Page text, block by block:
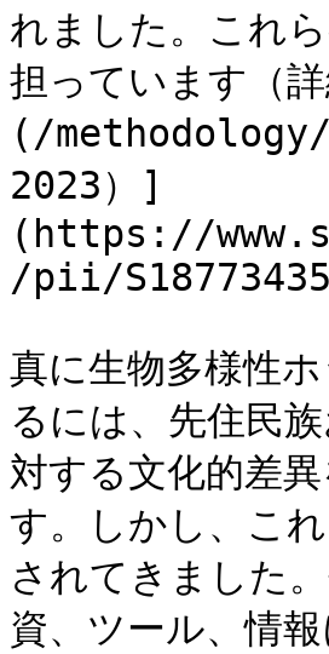
れました。これ
担っています（
(/
2023）]
(https://
/pii/
真に生物多様性
るには、先住民
対する文化的差
す。しかし、こ
されてきました
資、ツール、情